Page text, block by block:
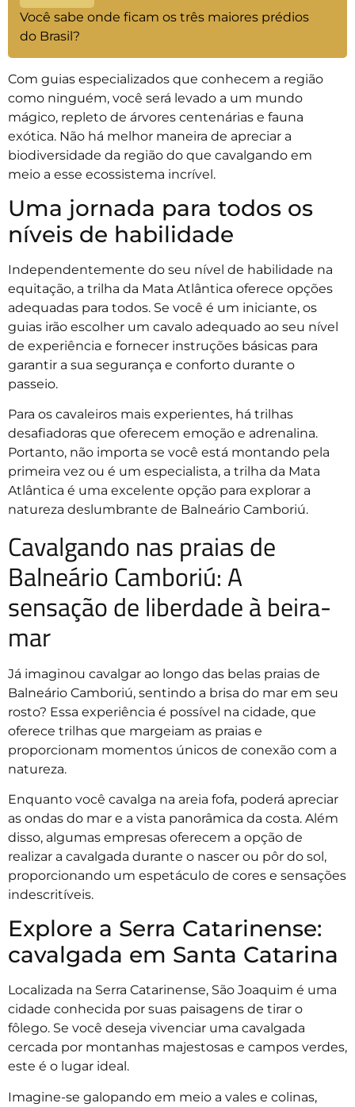
Você sabe onde ficam os três maiores prédios
do Brasil?
Com guias especializados que conhecem a região
como ninguém, você será levado a um mundo
mágico, repleto de árvores centenárias e fauna
exótica. Não há melhor maneira de apreciar a
biodiversidade da região do que cavalgando em
meio a esse ecossistema incrível.
Uma jornada para todos os
níveis de habilidade
Independentemente do seu nível de habilidade na
equitação, a trilha da Mata Atlântica oferece opções
adequadas para todos. Se você é um iniciante, os
guias irão escolher um cavalo adequado ao seu nível
de experiência e fornecer instruções básicas para
garantir a sua segurança e conforto durante o
passeio.
Para os cavaleiros mais experientes, há trilhas
desafiadoras que oferecem emoção e adrenalina.
Portanto, não importa se você está montando pela
primeira vez ou é um especialista, a trilha da Mata
Atlântica é uma excelente opção para explorar a
natureza deslumbrante de Balneário Camboriú.
Cavalgando nas praias de
Balneário Camboriú: A
sensação de liberdade à beira-
mar
Já imaginou cavalgar ao longo das belas praias de
Balneário Camboriú, sentindo a brisa do mar em seu
rosto? Essa experiência é possível na cidade, que
oferece trilhas que margeiam as praias e
proporcionam momentos únicos de conexão com a
natureza.
Enquanto você cavalga na areia fofa, poderá apreciar
as ondas do mar e a vista panorâmica da costa. Além
disso, algumas empresas oferecem a opção de
realizar a cavalgada durante o nascer ou pôr do sol,
proporcionando um espetáculo de cores e sensações
indescritíveis.
Explore a Serra Catarinense:
cavalgada em Santa Catarina
Localizada na Serra Catarinense, São Joaquim é uma
cidade conhecida por suas paisagens de tirar o
fôlego. Se você deseja vivenciar uma cavalgada
cercada por montanhas majestosas e campos verdes,
este é o lugar ideal.
Imagine-se galopando em meio a vales e colinas,